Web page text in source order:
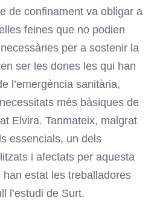
de confinament va obligar a
feines que no podien
per a sostenir la
ser les dones les qui han
l’emergència sanitària,
més bàsiques de
Elvira. Tanmateix, malgrat
essencials, un dels
i afectats per aquesta
estat les treballadores
l’estudi de Surt.